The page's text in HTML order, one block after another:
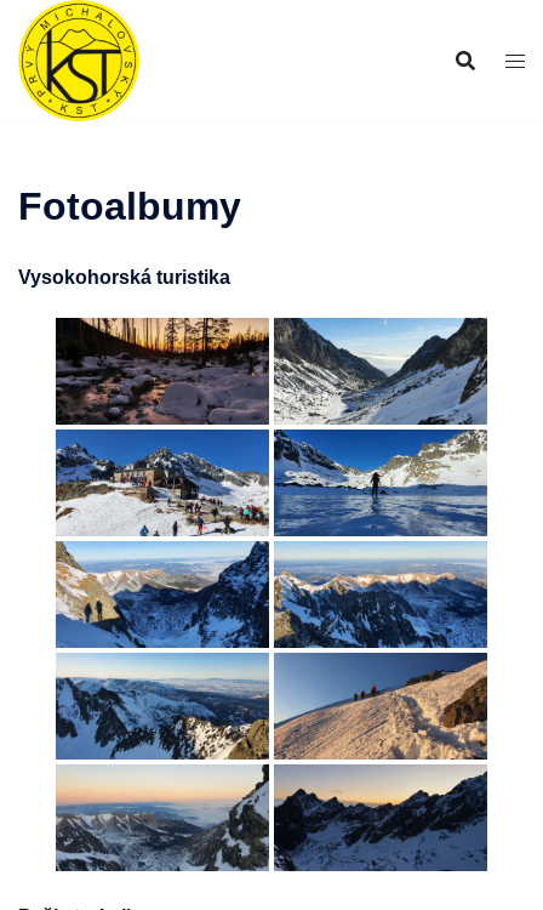
Preskočiť
obsah
Fotoalbumy
Vysokohorská turistika